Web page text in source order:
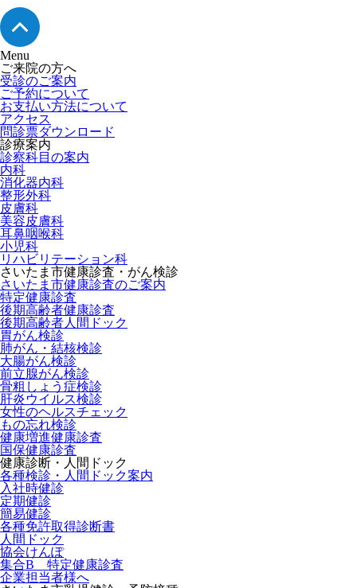
Menu
ご来院の方へ
受診のご案内
ご予約について
お支払い方法について
アクセス
問診票ダウンロード
診療案内
診察科目の案内
内科
消化器内科
整形外科
皮膚科
美容皮膚科
耳鼻咽喉科
小児科
リハビリテーション科
さいたま市健康診査・がん検診
さいたま市健康診査のご案内
特定健康診査
後期高齢者健康診査
後期高齢者人間ドック
胃がん検診
肺がん・結核検診
大腸がん検診
前立腺がん検診
骨粗しょう症検診
肝炎ウイルス検診
女性のヘルスチェック
もの忘れ検診
健康増進健康診査
国保健康診査
健康診断・人間ドック
各種検診・人間ドック案内
入社時健診
定期健診
簡易健診
各種免許取得診断書
人間ドック
協会けんぽ
集合B 特定健康診査
企業担当者様へ